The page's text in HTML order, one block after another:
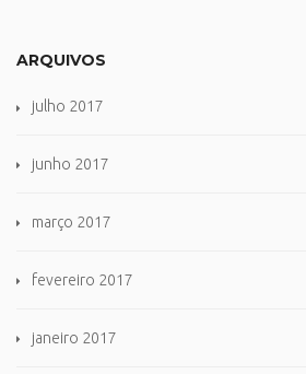
ARQUIVOS
julho 2017
junho 2017
março 2017
fevereiro 2017
janeiro 2017